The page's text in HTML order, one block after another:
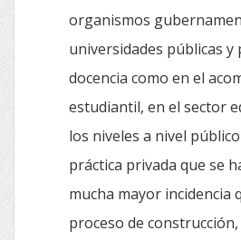
organismos
universidades públicas
docencia como en el
estudiantil, en el sector
los niveles a nivel
práctica privada que se
mucha mayor incidencia
proceso de